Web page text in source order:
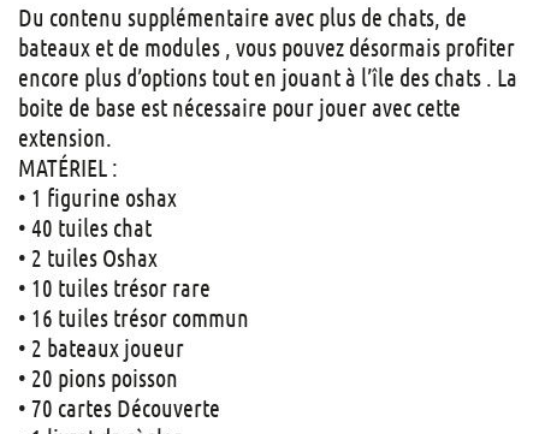
Du contenu supplémentaire avec plus de chats, de
bateaux et de modules , vous pouvez désormais profiter
encore plus d’options tout en jouant à l’île des chats . La
boite de base est nécessaire pour jouer avec cette
extension.
MATÉRIEL :
• 1 figurine oshax
• 40 tuiles chat
• 2 tuiles Oshax
• 10 tuiles trésor rare
• 16 tuiles trésor commun
• 2 bateaux joueur
• 20 pions poisson
• 70 cartes Découverte